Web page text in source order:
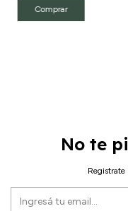
No te
Registrate